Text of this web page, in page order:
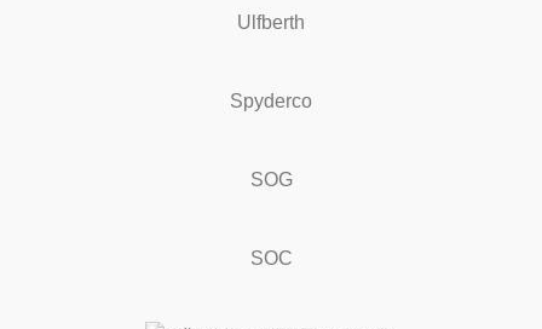
Ulfberth
Spyderco
SOG
SOC